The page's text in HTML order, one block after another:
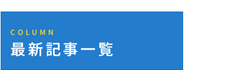
COLUMN
最新記事一覧